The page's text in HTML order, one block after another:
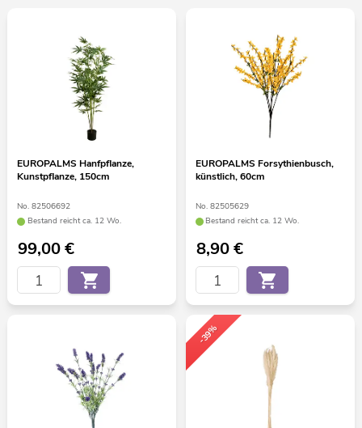
EUROPALMS Hanfpflanze,
Kunstpflanze, 150cm
No. 82506692
Bestand reicht ca. 12 Wo.
99,00€
EUROPALMS Forsythienbusch,
künstlich, 60cm
No. 82505629
Bestand reicht ca. 12 Wo.
8,90€
-39%